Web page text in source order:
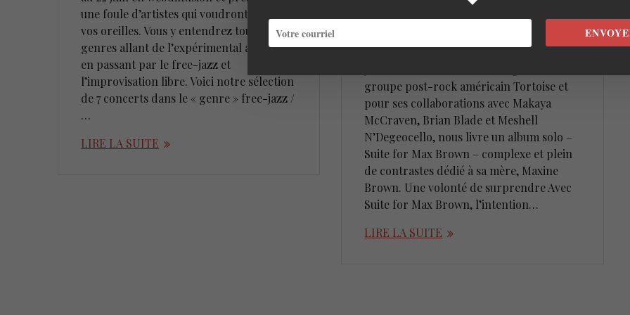
une foule d’artistes qui voudront libérer
vos oreilles. Vous y entendrez tout les
genres allant de l’expérimental au R&B
en passant par le free-jazz et
l’improvisation libre. Voici notre sélection
de 7 concerts dans le « genre » free-jazz /
…
LIRE LA SUITE
Brown
14 mai 2020
groupe post-rock américain Tortoise et
pour ses collaborations avec Makaya
McCraven, Brian Blade et Meshell
N’Degeocello, nous livre un album solo –
Suite for Max Brown – complexe et plein
de contrastes dédié à sa mère, Maxine
Brown. Une volonté de surprendre Avec
Suite for Max Brown, l’intention…
LIRE LA SUITE